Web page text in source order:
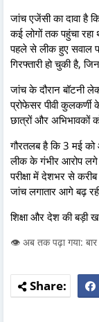
जांच एजेंसी का दावा है
कई लोगों तक पहुंचा
पहले से लीक हुए सवाल
गिरफ्तारी हो चुकी है,
जांच के दौरान बॉटनी
प्रोफेसर पीवी
छात्रों और अभिभावकों
गौरतलब है कि 3 मई को
लीक के गंभीर आरोप लगे
परीक्षा में देशभर से
जांच लगातार आगे बढ़
शिक्षा और देश की बड़ी
👁️ अब तक पढ़ा गया: बार